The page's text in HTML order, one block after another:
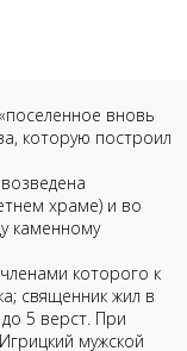
вновь
которую построил
храме) и во
каменному
которого к
священник жил в
5 верст. При
мужской